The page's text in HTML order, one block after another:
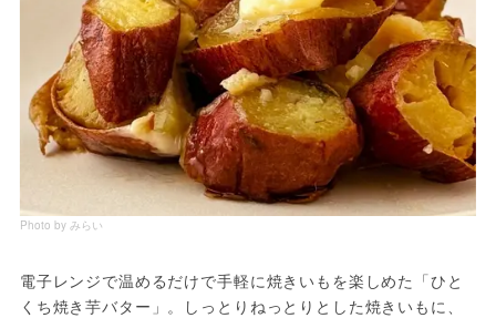
Photo by みらい
電子レンジで温めるだけで手軽に焼きいもを楽しめた「ひと
くち焼き芋バター」。しっとりねっとりとした焼きいもに、